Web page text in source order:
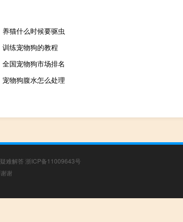
养猫什么时候要驱虫
训练宠物狗的教程
全国宠物狗市场排名
宠物狗腹水怎么处理
疑难解答 浙ICP备11009643号
谢